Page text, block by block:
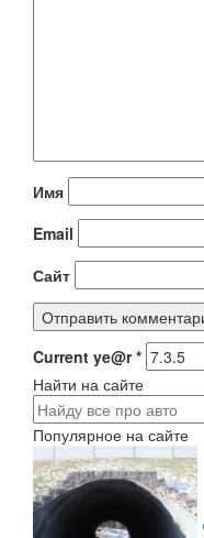
Имя
Email
Сайт
Current ye@r*
Найти на сайте
Популярное на сайте